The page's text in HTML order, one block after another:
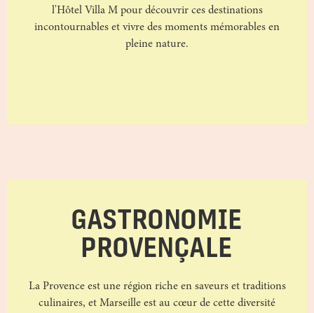
l'Hôtel Villa M pour découvrir ces destinations
incontournables et vivre des moments mémorables en
pleine nature.
GASTRONOMIE
PROVENÇALE
La Provence est une région riche en saveurs et traditions
culinaires, et Marseille est au cœur de cette diversité